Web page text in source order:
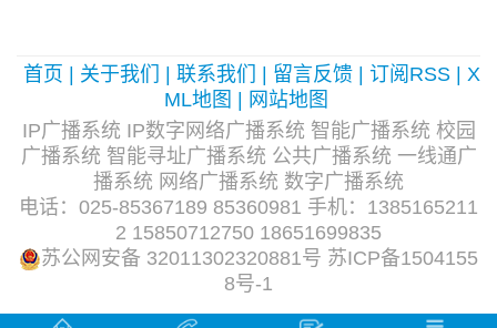
首页 | 关于我们 | 联系我们 | 留言反馈 | 订阅RSS | X
ML地图 | 网站地图
IP广播系统 IP数字网络广播系统 智能广播系统 校园
广播系统 智能寻址广播系统 公共广播系统 一线通广
播系统 网络广播系统 数字广播系统
电话：025-85367189 85360981 手机：1385165211
2 15850712750 18651699835
苏公网安备 32011302320881号 苏ICP备1504155
8号-1